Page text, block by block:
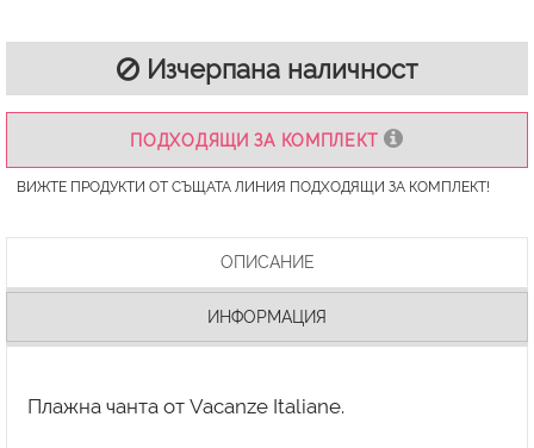
Изчерпана наличност
ПОДХОДЯЩИ ЗА КОМПЛЕКТ
ВИЖТЕ ПРОДУКТИ ОТ СЪЩАТА ЛИНИЯ ПОДХОДЯЩИ ЗА КОМПЛЕКТ!
ОПИСАНИЕ
ИНФОРМАЦИЯ
Плажна чанта от Vacanze Italiane.